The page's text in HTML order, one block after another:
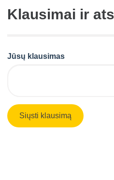
Klausimai ir
Jūsų klausimas